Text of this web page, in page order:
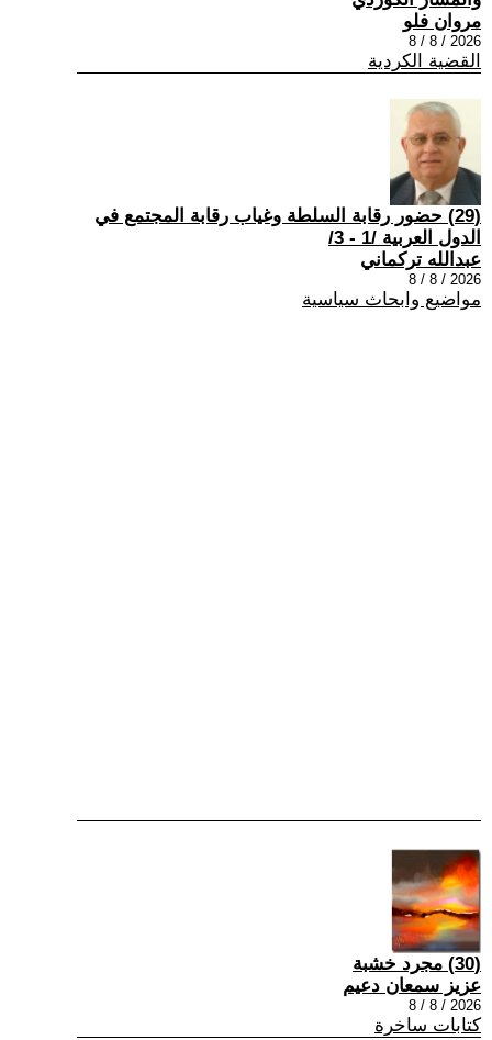
مروان فلو
2026 / 8 / 8
القضية الكردية
(29) حضور رقابة السلطة وغياب رقابة المجتمع في
الدول العربية /1 - 3/
عبدالله تركماني
2026 / 8 / 8
مواضيع وابحاث سياسية
(30) مجرد خشبة
عزيز سمعان دعيم
2026 / 8 / 8
كتابات ساخرة